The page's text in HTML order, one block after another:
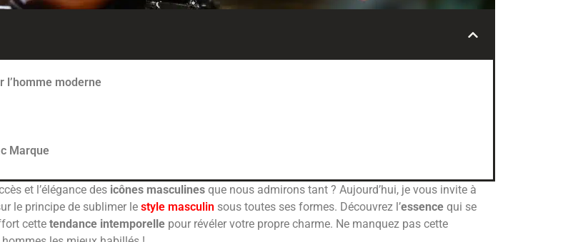
l’homme moderne
Marque
et l’élégance des icônes masculines que nous admirons tant ? Aujourd’hui, je vous invite à
le principe de sublimer le style masculin sous toutes ses formes. Découvrez l’essence qui se
cette tendance intemporelle pour révéler votre propre charme. Ne manquez pas cette